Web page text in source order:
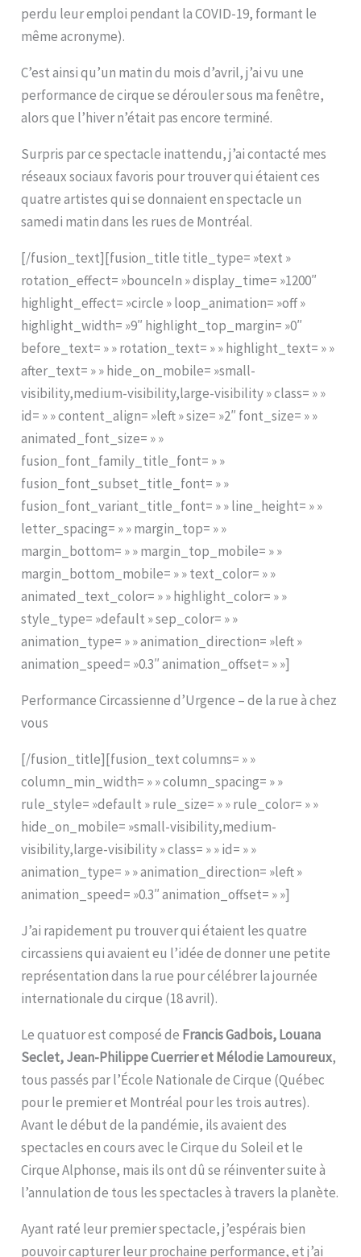
perdu leur emploi pendant la COVID-19, formant le
même acronyme).
C’est ainsi qu’un matin du mois d’avril, j’ai vu une
performance de cirque se dérouler sous ma fenêtre,
alors que l’hiver n’était pas encore terminé.
Surpris par ce spectacle inattendu, j’ai contacté mes
réseaux sociaux favoris pour trouver qui étaient ces
quatre artistes qui se donnaient en spectacle un
samedi matin dans les rues de Montréal.
[/fusion_text][fusion_title title_type= »text »
rotation_effect= »bounceIn » display_time= »1200″
highlight_effect= »circle » loop_animation= »off »
highlight_width= »9″ highlight_top_margin= »0″
before_text= » » rotation_text= » » highlight_text= » »
after_text= » » hide_on_mobile= »small-
visibility,medium-visibility,large-visibility » class= » »
id= » » content_align= »left » size= »2″ font_size= » »
animated_font_size= » »
fusion_font_family_title_font= » »
fusion_font_subset_title_font= » »
fusion_font_variant_title_font= » » line_height= » »
letter_spacing= » » margin_top= » »
margin_bottom= » » margin_top_mobile= » »
margin_bottom_mobile= » » text_color= » »
animated_text_color= » » highlight_color= » »
style_type= »default » sep_color= » »
animation_type= » » animation_direction= »left »
animation_speed= »0.3″ animation_offset= » »]
Performance Circassienne d’Urgence – de la rue à chez
vous
[/fusion_title][fusion_text columns= » »
column_min_width= » » column_spacing= » »
rule_style= »default » rule_size= » » rule_color= » »
hide_on_mobile= »small-visibility,medium-
visibility,large-visibility » class= » » id= » »
animation_type= » » animation_direction= »left »
animation_speed= »0.3″ animation_offset= » »]
J’ai rapidement pu trouver qui étaient les quatre
circassiens qui avaient eu l’idée de donner une petite
représentation dans la rue pour célébrer la journée
internationale du cirque (18 avril).
Le quatuor est composé de Francis Gadbois, Louana
Seclet, Jean-Philippe Cuerrier et Mélodie Lamoureux,
tous passés par l’École Nationale de Cirque (Québec
pour le premier et Montréal pour les trois autres).
Avant le début de la pandémie, ils avaient des
spectacles en cours avec le Cirque du Soleil et le
Cirque Alphonse, mais ils ont dû se réinventer suite à
l’annulation de tous les spectacles à travers la planète.
Ayant raté leur premier spectacle, j’espérais bien
pouvoir capturer leur prochaine performance, et j’ai